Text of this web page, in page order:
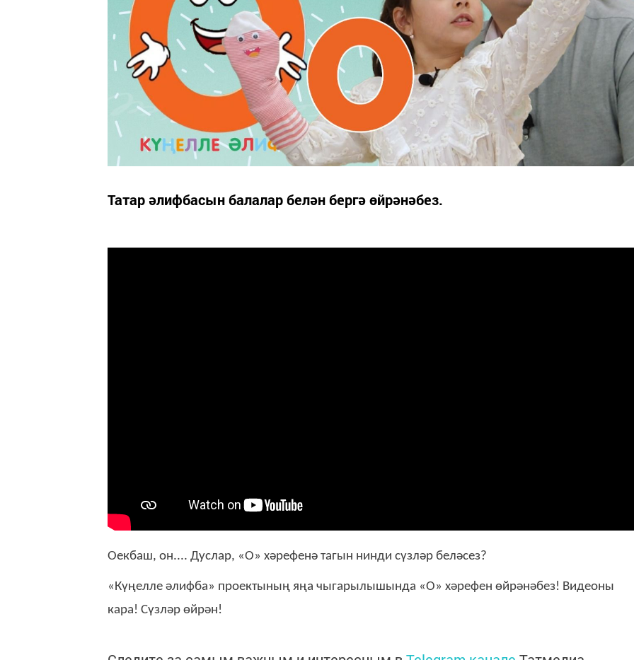
Татар әлифбасын балалар белән бергә өйрәнәбез.
Оекбаш, он.... Дуслар, «О» хәрефенә тагын нинди сүзләр беләсез?
«Күңелле әлифба» проектының яңа чыгарылышында «О» хәрефен өйрәнәбез! Видеоны
кара! Сүзләр өйрән!